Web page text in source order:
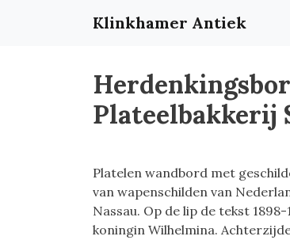
Klinkhamer Antiek
Plateelbakkerij
Platelen wandbord met
van wapenschilden van
Nassau. Op de lip de tekst 1898-
koningin Wilhelmina.